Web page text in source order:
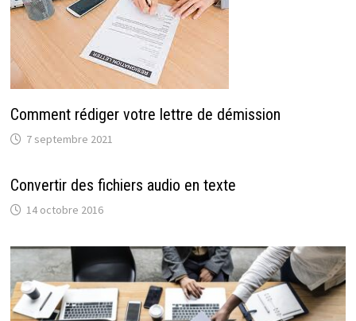
Comment rédiger votre lettre de démission
7 septembre 2021
Convertir des fichiers audio en texte
14 octobre 2016